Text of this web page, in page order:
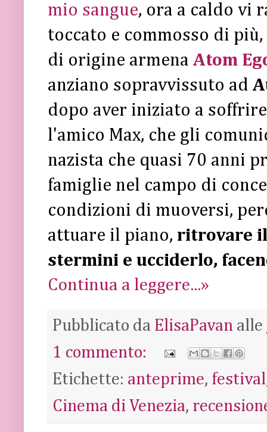
mio sangue, ora a caldo vi
toccato e commosso di più,
di origine armena Atom
anziano sopravvissuto ad
dopo aver iniziato a
l'amico Max, che gli
nazista che quasi 70 anni
famiglie nel campo di
condizioni di muoversi,
attuare il piano, ritrovare
stermini e ucciderlo,
Continua a leggere...»
Pubblicato da ElisaPavan alle
1 commento:
Etichette: anteprime, festival
Cinema di Venezia,